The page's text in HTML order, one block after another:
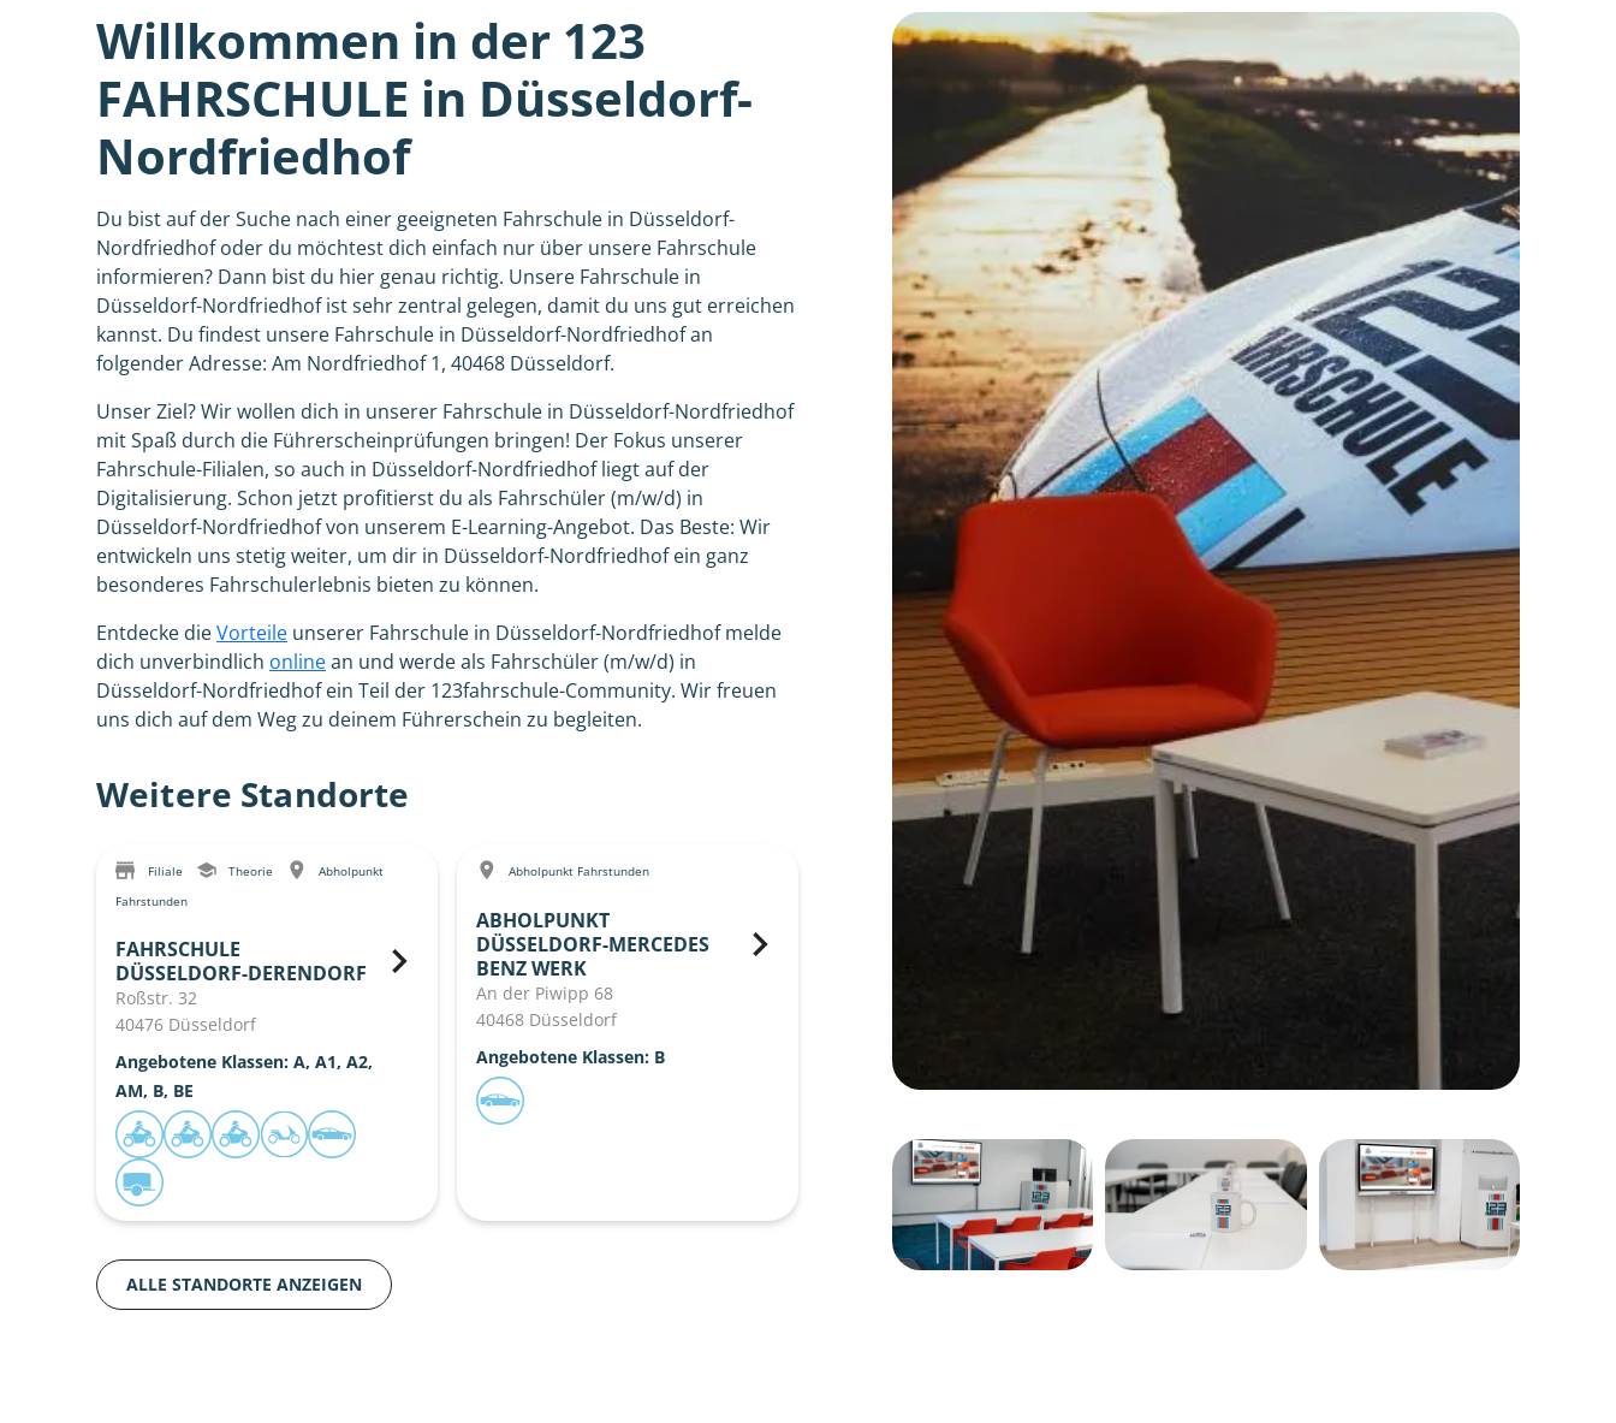
Willkommen in der 123
FAHRSCHULE in Düsseldorf-
Nordfriedhof
Du bist auf der Suche nach einer geeigneten Fahrschule in Düsseldorf-
Nordfriedhof oder du möchtest dich einfach nur über unsere Fahrschule
informieren? Dann bist du hier genau richtig. Unsere Fahrschule in
Düsseldorf-Nordfriedhof ist sehr zentral gelegen, damit du uns gut erreichen
kannst. Du findest unsere Fahrschule in Düsseldorf-Nordfriedhof an
folgender Adresse: Am Nordfriedhof 1, 40468 Düsseldorf.
Unser Ziel? Wir wollen dich in unserer Fahrschule in Düsseldorf-Nordfriedhof
mit Spaß durch die Führerscheinprüfungen bringen! Der Fokus unserer
Fahrschule-Filialen, so auch in Düsseldorf-Nordfriedhof liegt auf der
Digitalisierung. Schon jetzt profitierst du als Fahrschüler (m/w/d) in
Düsseldorf-Nordfriedhof von unserem E-Learning-Angebot. Das Beste: Wir
entwickeln uns stetig weiter, um dir in Düsseldorf-Nordfriedhof ein ganz
besonderes Fahrschulerlebnis bieten zu können.
Entdecke dieVorteile unserer Fahrschule in Düsseldorf-Nordfriedhof melde
dich unverbindlich onlinean und werde als Fahrschüler (m/w/d) in
Düsseldorf-Nordfriedhof ein Teil der 123fahrschule-Community. Wir freuen
uns dich auf dem Weg zu deinem Führerschein zu begleiten.
Weitere Standorte
Filiale Theorie
Abholpunkt
Fahrstunden
FAHRSCHULE
DÜSSELDORF-DERENDORF
Roßstr. 32
40476 Düsseldorf
Angebotene Klassen: A, A1, A2,
AM, B, BE
Abholpunkt Fahrstunden
ABHOLPUNKT
DÜSSELDORF-MERCEDES
BENZ WERK
An der Piwipp 68
40468 Düsseldorf
Angebotene Klassen: B
ALLE STANDORTE ANZEIGEN